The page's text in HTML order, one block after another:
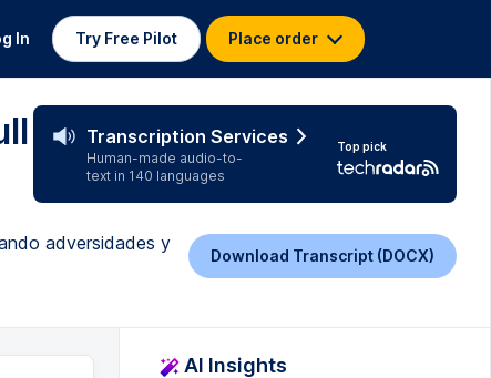
In Try Free Pilot Place order
Transcription Services
Human-made audio-to-
text in 140 languages
Top pick
adversidades y
Download Transcript (DOCX)
AI Insights